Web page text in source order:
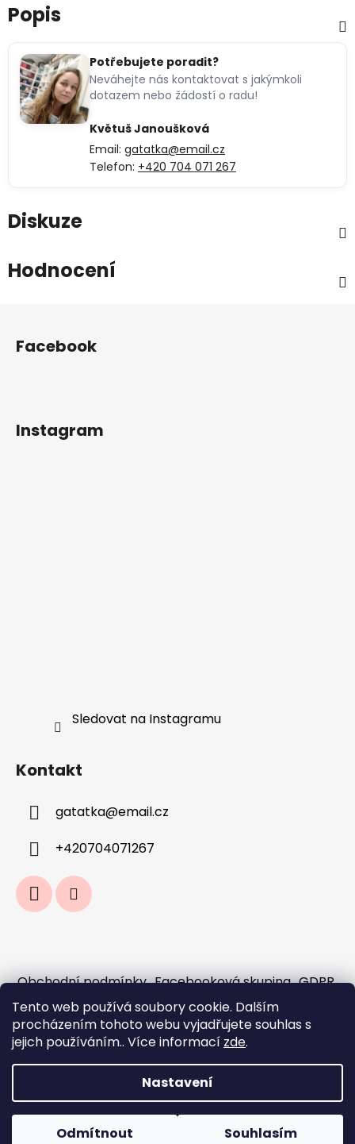
Tento web používá soubory cookie. Dalším
procházením tohoto webu vyjadřujete souhlas s
jejich používáním.. Více informací zde.
Nastavení
Odmítnout Souhlasím
Popis
Potřebujete poradit?
Neváhejte nás kontaktovat s jakýmkoli
dotazem nebo žádostí o radu!
Květuš Janoušková
Email: gatatka@email.cz
Telefon: +420 704 071 267
Diskuze
Hodnocení
Facebook
Instagram
Sledovat na Instagramu
Kontakt
gatatka@email.cz
+420704071267
Obchodní podmínky Facebooková skupina GDPR
Jak fungují předobjednávky a sloučení
objednávek?
Doprava a platba
Vytvořil Shoptet
Copyright 2026Gaťátka - galanterie. Všechna